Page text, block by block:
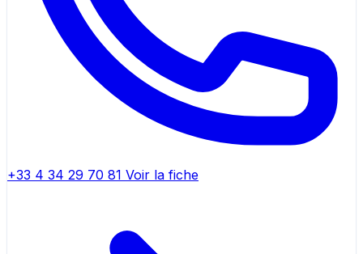
+33 4 34 29 70 81 Voir la fiche